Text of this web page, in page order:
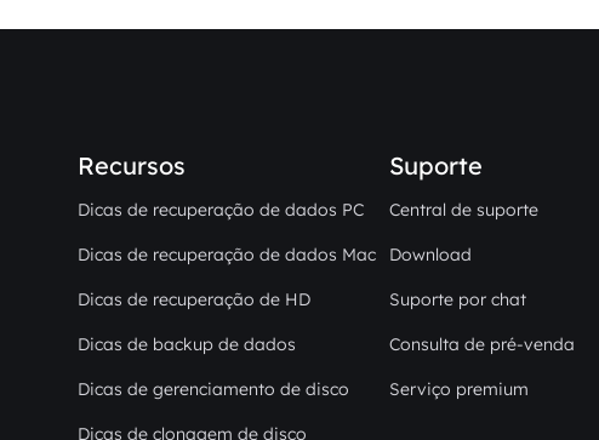
Recursos
Dicas de recuperação de dados PC
Dicas de recuperação de dados Mac
Dicas de recuperação de HD
Dicas de backup de dados
Dicas de gerenciamento de disco
Dicas de clonagem de disco
Suporte
Central de suporte
Download
Suporte por chat
Consulta de pré-venda
Serviço premium